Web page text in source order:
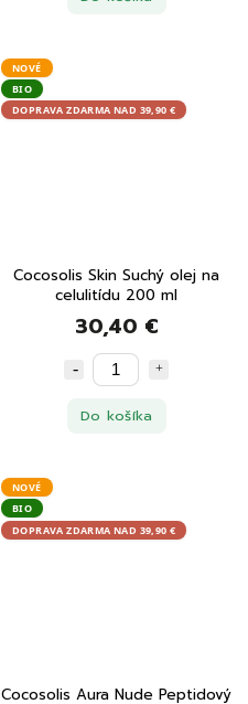
NOVÉ
BIO
DOPRAVA ZDARMA NAD 39,90 €
Cocosolis Skin Suchý olej na
celulitídu 200 ml
30,40 €
Do košíka
NOVÉ
BIO
DOPRAVA ZDARMA NAD 39,90 €
Cocosolis Aura Nude Peptidový